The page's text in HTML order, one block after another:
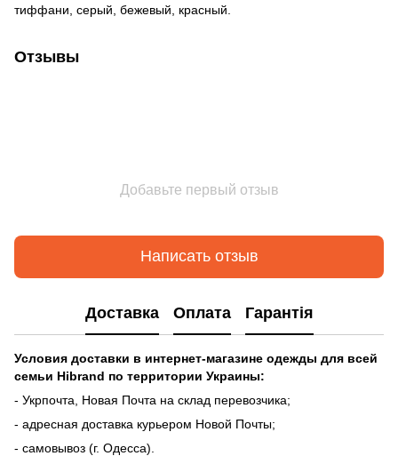
тиффани, серый, бежевый, красный.
Отзывы
Добавьте первый отзыв
Написать отзыв
Доставка Оплата Гарантія
Условия доставки в интернет-магазине одежды для всей
семьи Hibrand по территории Украины:
- Укрпочта, Новая Почта на склад перевозчика;
- адресная доставка курьером Новой Почты;
- самовывоз (г. Одесса).